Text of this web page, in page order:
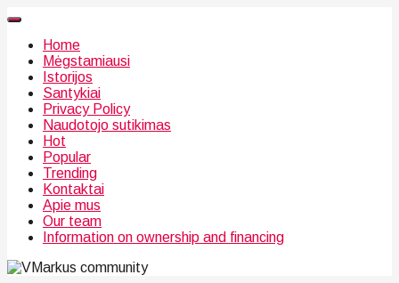
Home
Mėgstamiausi
Istorijos
Santykiai
Privacy Policy
Naudotojo sutikimas
Hot
Popular
Trending
Kontaktai
Apie mus
Our team
Information on ownership and financing
community